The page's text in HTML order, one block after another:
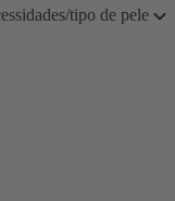
tipo de pele